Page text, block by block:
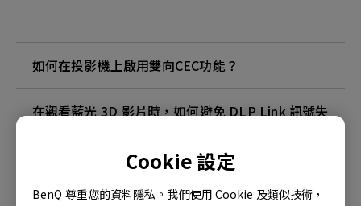
Cookie 設定
BenQ 尊重您的資料隱私。我們使用 Cookie 及類似技術，
如何在投影機上啟用雙向CEC功能？
在觀看藍光 3D 影片時，如何避免 DLP Link 訊號失
我的 Android TV 上的應用程式有時會意外退出，
系統會崩潰到主畫面。我怎樣才能解決這個問題？